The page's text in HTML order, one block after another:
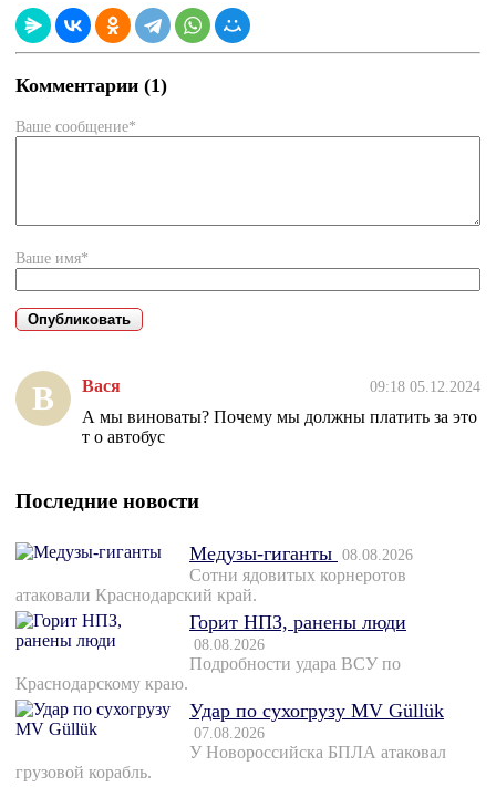
Комментарии (1)
Ваше сообщение*
Ваше имя*
В Вася 09:18 05.12.2024
А мы виноваты? Почему мы должны платить за это
т о автобус
Последние новости
Медузы-гиганты 08.08.2026
Сотни ядовитых корнеротов
атаковали Краснодарский край.
Горит НПЗ, ранены люди
08.08.2026
Подробности удара ВСУ по
Краснодарскому краю.
Удар по сухогрузу MV Güllük
07.08.2026
У Новороссийска БПЛА атаковал
грузовой корабль.